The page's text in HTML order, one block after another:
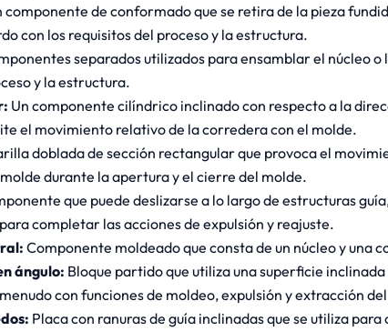
componente de conformado que se retira de la pieza
con los requisitos del proceso y la estructura.
separados utilizados para ensamblar el núcleo o
y la estructura.
Un componente cilíndrico inclinado con respecto a la
el movimiento relativo de la corredera con el molde.
doblada de sección rectangular que provoca el
durante la apertura y el cierre del molde.
que puede deslizarse a lo largo de estructuras
completar las acciones de expulsión y reajuste.
Componente moldeado que consta de un núcleo y una
ángulo: Bloque partido que utiliza una superficie
con funciones de moldeo, expulsión y extracción
Placa con ranuras de guía inclinadas que se utiliza